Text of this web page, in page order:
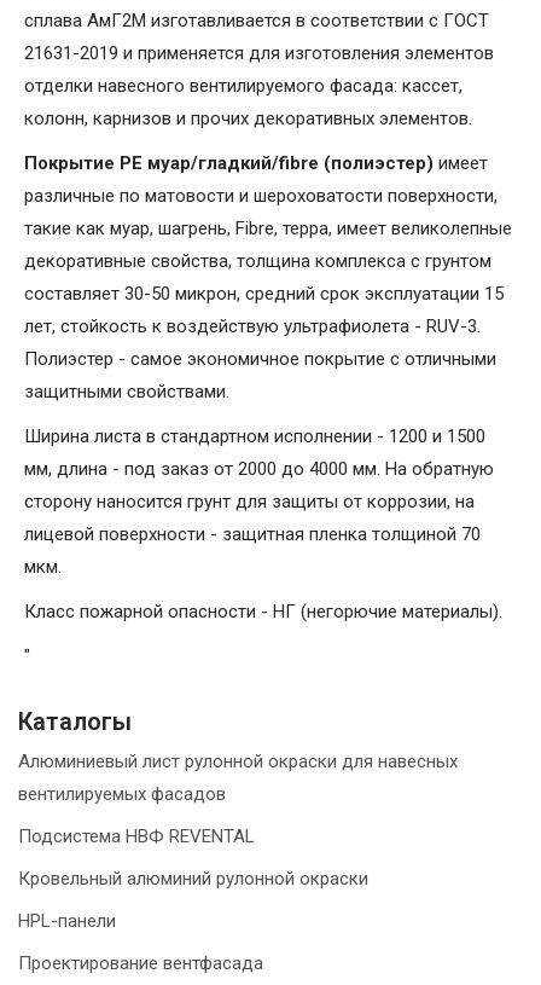
сплава АмГ2М изготавливается в соответствии с ГОСТ
21631-2019 и применяется для изготовления элементов
отделки навесного вентилируемого фасада: кассет,
колонн, карнизов и прочих декоративных элементов.
Покрытие PE муар/гладкий/fibre (полиэстер) имеет
различные по матовости и шероховатости поверхности,
такие как муар, шагрень, Fibrе, терра, имеет великолепные
декоративные свойства, толщина комплекса с грунтом
составляет 30-50 микрон, средний срок эксплуатации 15
лет, стойкость к воздействую ультрафиолета - RUV-3.
Полиэстер - самое экономичное покрытие с отличными
защитными свойствами.
Ширина листа в стандартном исполнении - 1200 и 1500
мм, длина - под заказ от 2000 до 4000 мм. На обратную
сторону наносится грунт для защиты от коррозии, на
лицевой поверхности - защитная пленка толщиной 70
мкм.
Класс пожарной опасности - НГ (негорючие материалы).
"
Каталогы
Алюминиевый лист рулонной окраски для навесных
вентилируемых фасадов
Подсистема НВФ REVENTAL
Кровельный алюминий рулонной окраски
HPL-панели
Проектирование вентфасада